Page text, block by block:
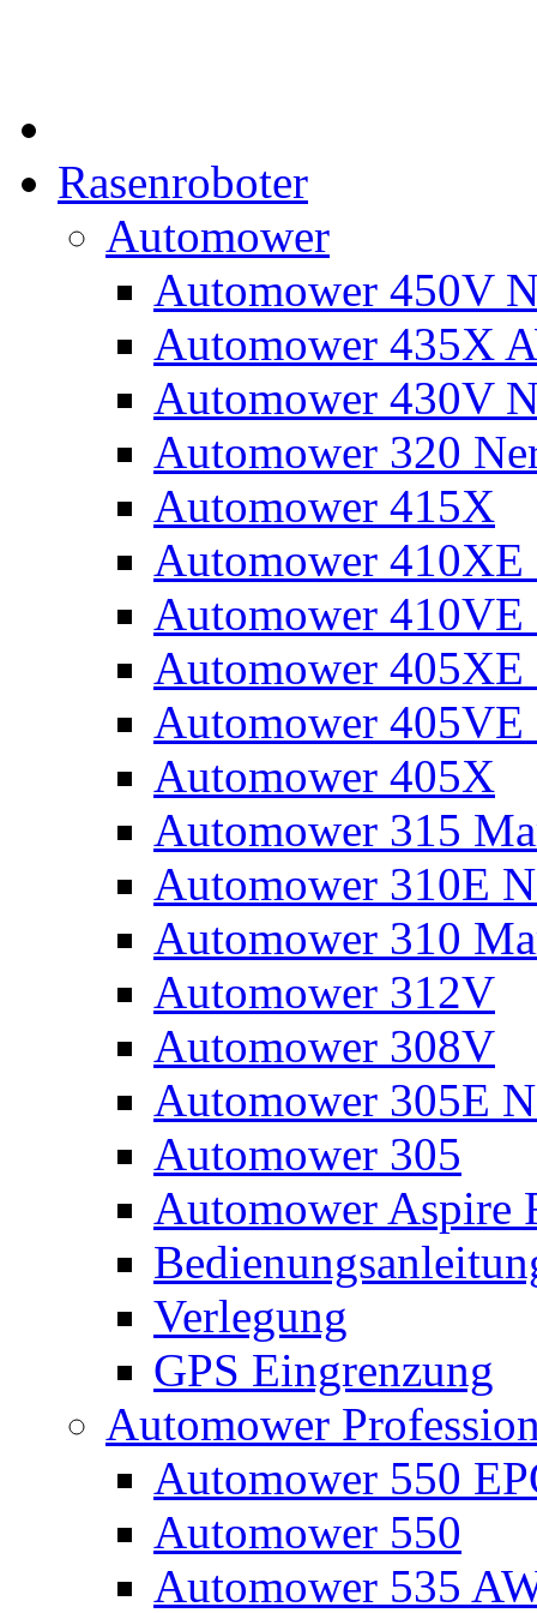
Rasenroboter
Automower
Automower 450V
Automower 435X
Automower 430V
Automower 320
Automower 415X
Automower 410XE
Automower 410VE
Automower 405XE
Automower 405VE
Automower 405X
Automower 315
Automower 310E
Automower 310
Automower 312V
Automower 308V
Automower 305E
Automower 305
Automower Aspire
Verlegung
GPS Eingrenzung
Automower
Automower 550
Automower 550
Automower 535